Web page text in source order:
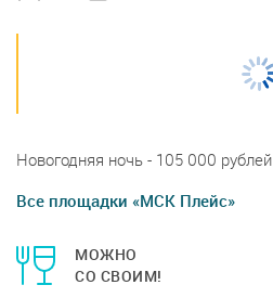
Новогодняя ночь - 105 000 рублей
Все площадки «МСК Плейс»
МОЖНО
СО СВОИМ!